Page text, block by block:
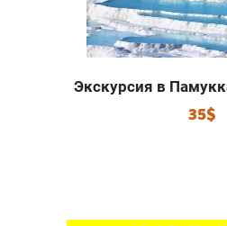
Экскурсия в
35$